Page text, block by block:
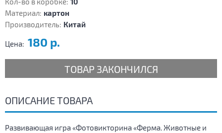
Материал: картон
Производитель: Китай
Цена: 180 р.
ТОВАР ЗАКОНЧИЛСЯ
ОПИСАНИЕ ТОВАРА
Развивающая игра «Фотовикторина «Ферма. Животные и